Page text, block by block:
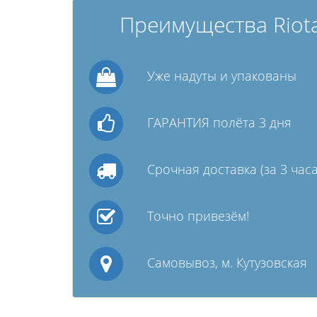
Преимущества
Уже надуты и упакованы
ГАРАНТИЯ полёта 3 дня
Срочная доставка (за 3
Точно привезём!
Самовывоз, м. Кутузовская